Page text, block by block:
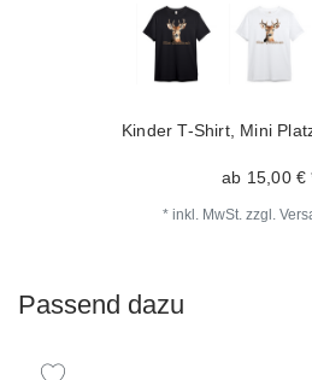
Kinder T-Shirt, Mini
ab 15,00 €
* inkl. MwSt. zzgl.
Passend dazu